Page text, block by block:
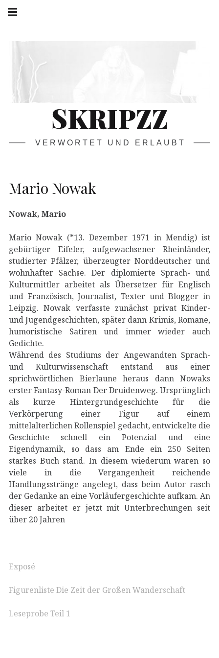
Springe
zum
SKRIPZZ
VERWORTET UND ERLAUBT
Mario Nowak
Nowak, Mario
Mario Nowak (*13. Dezember 1971 in Mendig) ist
gebürtiger Eifeler, aufgewachsener Rheinländer,
studierter Pfälzer, überzeugter Norddeutscher und
wohnhafter Sachse. Der diplomierte Sprach- und
Kulturmittler arbeitet als Übersetzer für Englisch
und Französisch, Journalist, Texter und Blogger in
Leipzig. Nowak verfasste zunächst privat Kinder-
und Jugendgeschichten, später dann Krimis, Romane,
humoristische Satiren und immer wieder auch
Gedichte.
Während des Studiums der Angewandten Sprach-
und Kulturwissenschaft entstand aus einer
sprichwörtlichen Bierlaune heraus dann Nowaks
erster Fantasy-Roman Der Druidenweg. Ursprünglich
als kurze Hintergrundgeschichte für die
Verkörperung einer Figur auf einem
mittelalterlichen Rollenspiel gedacht, entwickelte die
Geschichte schnell ein Potenzial und eine
Eigendynamik, so dass am Ende ein 250 Seiten
starkes Buch stand. In diesem wiederum waren so
viele in die Vergangenheit reichende
Handlungsstränge angelegt, dass beim Autor rasch
der Gedanke an eine Vorläufergeschichte aufkam. An
dieser arbeitet er jetzt mit Unterbrechungen seit
über 20 Jahren
Exposé
Figurenliste Die Zeit der Großen Wanderschaft
Leseprobe Teil 1